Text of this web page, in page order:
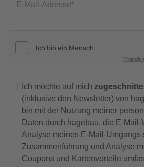
E-Mail-Adresse
Friendly
Ich möchte auf mich
(inklusive den Newsletter) von
bin mit der Nutzung meiner
Daten durch hagebau, die E-Mail-
Analyse meines E-Mail-Umgangs
Zusammenführung und Analyse
Coupons und Kartenvorteile